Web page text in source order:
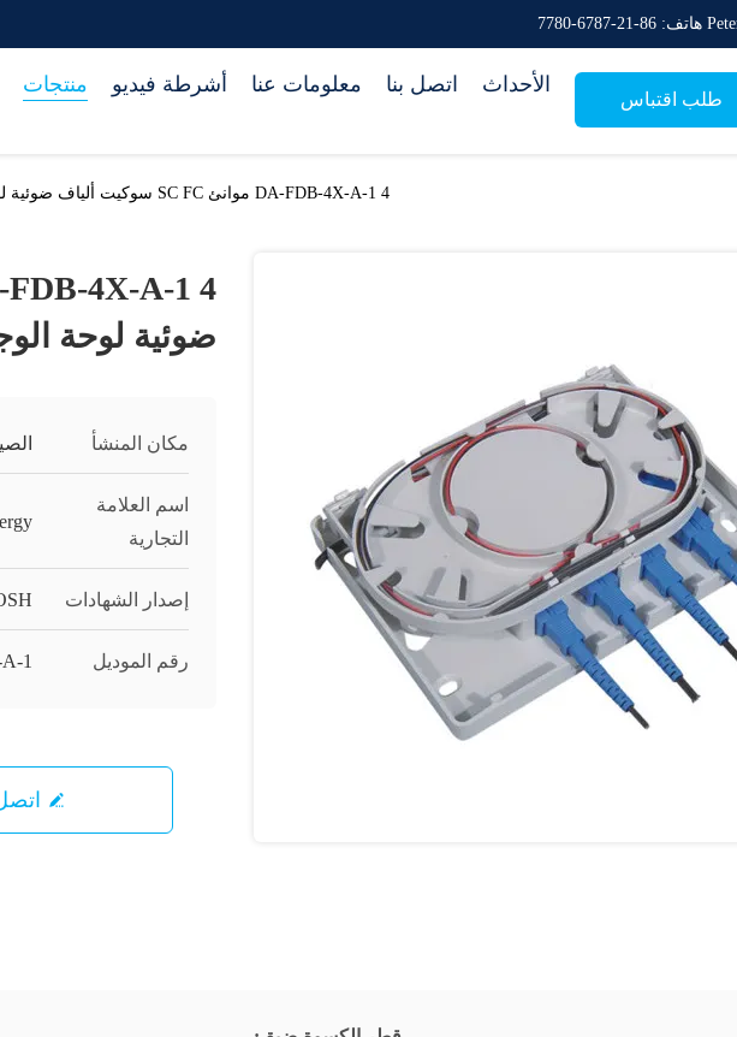
هاتف: 86-21-6787-7780
منتجات أشرطة فيديو معلومات عنا اتصل بنا الأحداث
طلب اقتباس
DA-FDB-4X-A-1 4 موانئ SC FC سوكيت ألياف ضوئية لوحة الوجه
ضوئية لوحة
مكان المنشأ
اسم العلامة
التجارية
إصدار الشهادات
رقم الموديل 1